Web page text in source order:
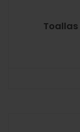
Toallas